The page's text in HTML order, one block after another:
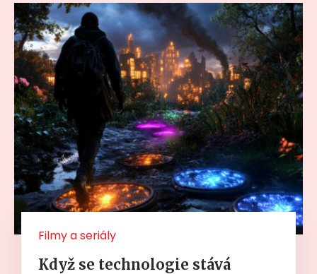
Filmy a seriály
Když se technologie stává